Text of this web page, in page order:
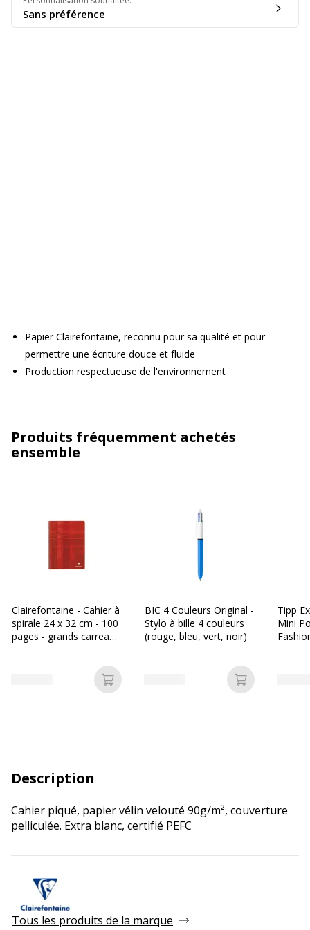
Sans préférence
Papier Clairefontaine, reconnu pour sa qualité et pour
permettre une écriture douce et fluide
Production respectueuse de l'environnement
Produits fréquemment achetés
ensemble
Clairefontaine - Cahier à
spirale 24 x 32 cm - 100
pages - grands carreaux
Ajouter au panier
BIC 4 Couleurs Original -
Stylo à bille 4 couleurs
(rouge, bleu, vert, noir)
Ajouter au
Tipp
Mini
Description
Cahier piqué, papier vélin velouté 90g/m², couverture
pelliculée. Extra blanc, certifié PEFC
Tous les produits de la marque